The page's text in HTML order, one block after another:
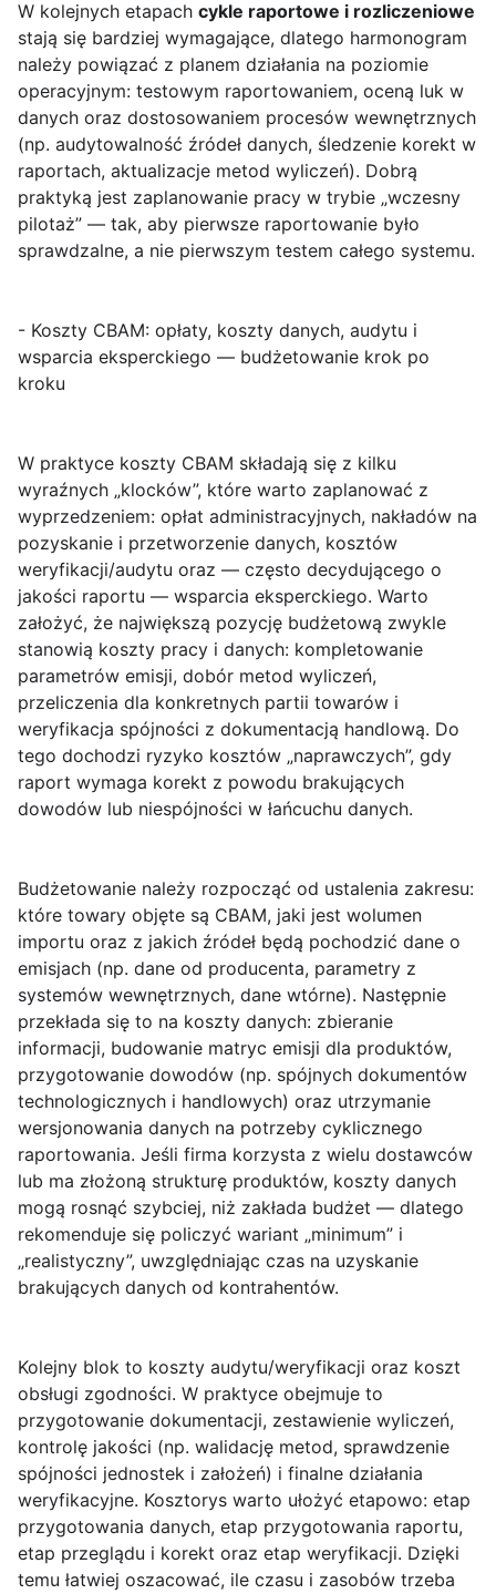
W kolejnych etapach cykle raportowe i rozliczeniowe
stają się bardziej wymagające, dlatego harmonogram
należy powiązać z planem działania na poziomie
operacyjnym: testowym raportowaniem, oceną luk w
danych oraz dostosowaniem procesów wewnętrznych
(np. audytowalność źródeł danych, śledzenie korekt w
raportach, aktualizacje metod wyliczeń). Dobrą
praktyką jest zaplanowanie pracy w trybie „wczesny
pilotaż” — tak, aby pierwsze raportowanie było
sprawdzalne, a nie pierwszym testem całego systemu.
- Koszty CBAM: opłaty, koszty danych, audytu i
wsparcia eksperckiego — budżetowanie krok po
kroku
W praktyce koszty CBAM składają się z kilku
wyraźnych „klocków”, które warto zaplanować z
wyprzedzeniem: opłat administracyjnych, nakładów na
pozyskanie i przetworzenie danych, kosztów
weryfikacji/audytu oraz — często decydującego o
jakości raportu — wsparcia eksperckiego. Warto
założyć, że największą pozycję budżetową zwykle
stanowią koszty pracy i danych: kompletowanie
parametrów emisji, dobór metod wyliczeń,
przeliczenia dla konkretnych partii towarów i
weryfikacja spójności z dokumentacją handlową. Do
tego dochodzi ryzyko kosztów „naprawczych”, gdy
raport wymaga korekt z powodu brakujących
dowodów lub niespójności w łańcuchu danych.
Budżetowanie należy rozpocząć od ustalenia zakresu:
które towary objęte są CBAM, jaki jest wolumen
importu oraz z jakich źródeł będą pochodzić dane o
emisjach (np. dane od producenta, parametry z
systemów wewnętrznych, dane wtórne). Następnie
przekłada się to na koszty danych: zbieranie
informacji, budowanie matryc emisji dla produktów,
przygotowanie dowodów (np. spójnych dokumentów
technologicznych i handlowych) oraz utrzymanie
wersjonowania danych na potrzeby cyklicznego
raportowania. Jeśli firma korzysta z wielu dostawców
lub ma złożoną strukturę produktów, koszty danych
mogą rosnąć szybciej, niż zakłada budżet — dlatego
rekomenduje się policzyć wariant „minimum” i
„realistyczny”, uwzględniając czas na uzyskanie
brakujących danych od kontrahentów.
Kolejny blok to koszty audytu/weryfikacji oraz koszt
obsługi zgodności. W praktyce obejmuje to
przygotowanie dokumentacji, zestawienie wyliczeń,
kontrolę jakości (np. walidację metod, sprawdzenie
spójności jednostek i założeń) i finalne działania
weryfikacyjne. Kosztorys warto ułożyć etapowo: etap
przygotowania danych, etap przygotowania raportu,
etap przeglądu i korekt oraz etap weryfikacji. Dzięki
temu łatwiej oszacować, ile czasu i zasobów trzeba